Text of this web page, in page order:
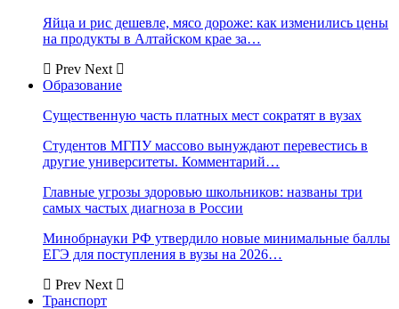
Яйца и рис дешевле, мясо дороже: как изменились цены
на продукты в Алтайском крае за…
Prev Next
Образование
Существенную часть платных мест сократят в вузах
Студентов МГПУ массово вынуждают перевестись в
другие университеты. Комментарий…
Главные угрозы здоровью школьников: названы три
самых частых диагноза в России
Минобрнауки РФ утвердило новые минимальные баллы
ЕГЭ для поступления в вузы на 2026…
Prev Next
Транспорт